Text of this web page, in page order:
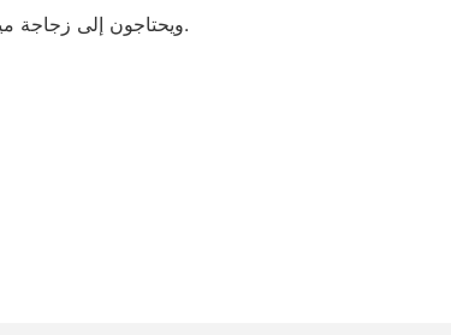
ويحتاجون إلى زجاجة مياه موثوقة للبقاء رطبًا.